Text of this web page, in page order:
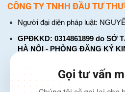
CÔNG TY TNHH ĐẦU TƯ
Người đại diện pháp luật:
GPĐKKD: 0314861899 do SỞ
HÀ NỘI - PHÒNG ĐĂNG KÝ
tháng 01 năm 2018. Đăng ký
tháng 03 năm 2026Gọi tư vấn